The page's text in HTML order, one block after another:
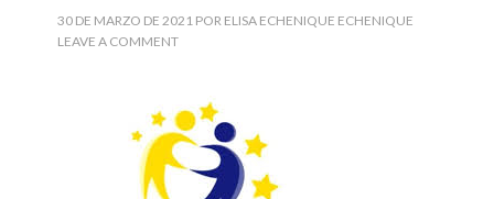
30 DE MARZO DE 2021 POR ELISA ECHENIQUE ECHENIQUE
LEAVE A COMMENT